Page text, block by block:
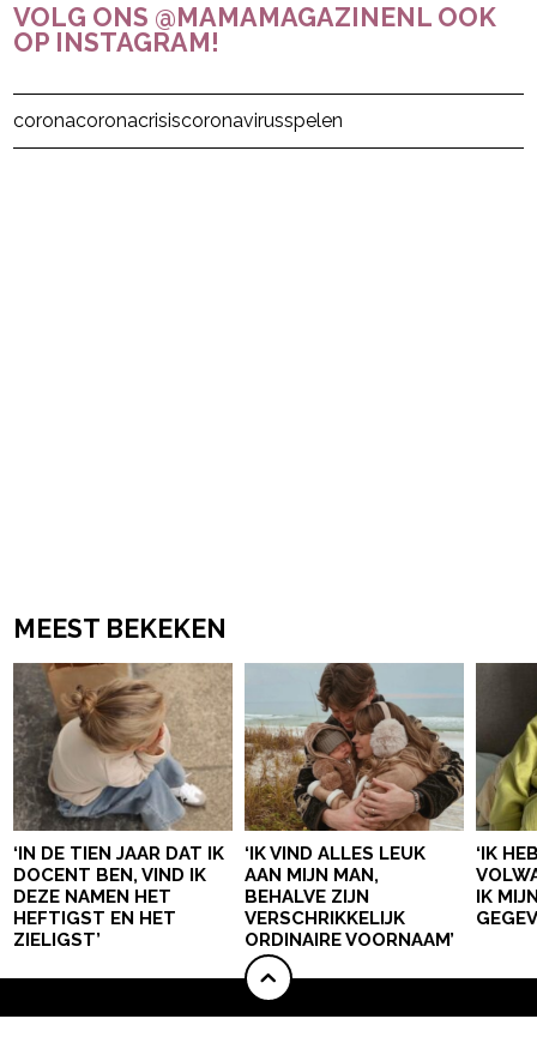
VOLG ONS @MAMAMAGAZINENL OOK
OP INSTAGRAM!
Post Views: 19
coronacoronacrisiscoronavirusspelen
MEEST BEKEKEN
‘IN DE TIEN JAAR DAT IK
DOCENT BEN, VIND IK
DEZE NAMEN HET
HEFTIGST EN HET
ZIELIGST’
‘IK VIND ALLES LEUK
AAN MIJN MAN,
BEHALVE ZIJN
VERSCHRIKKELIJK
ORDINAIRE VOORNAAM’
‘IK
IK